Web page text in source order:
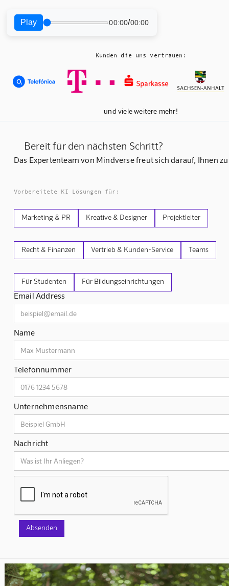
Play 00:00/00:00
Kunden die uns vertrauen:
und viele weitere mehr!
Bereit für den nächsten Schritt?
Das Expertenteam von Mindverse freut sich darauf, Ihnen
Vorbereitete KI Lösungen für:
Marketing & PR Kreative & Designer Projektleiter
Recht & Finanzen Vertrieb & Kunden-Service Teams
Für Studenten Für Bildungseinrichtungen
Email Address
Name
Telefonnummer
Unternehmensname
Nachricht